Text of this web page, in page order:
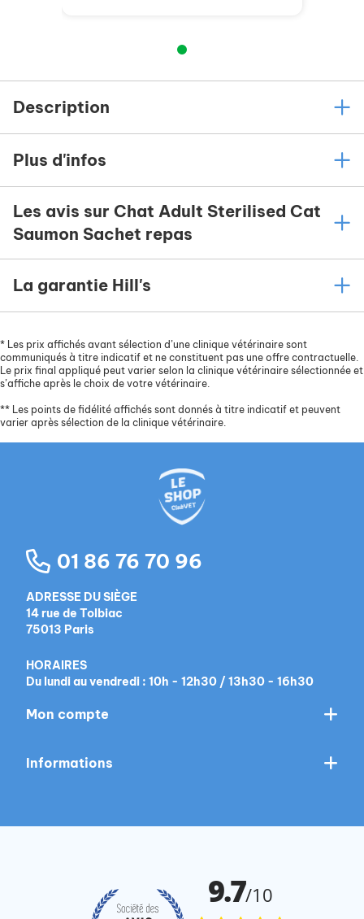
Description
Plus d'infos
Les avis sur Chat Adult Sterilised Cat
Saumon Sachet repas
La garantie Hill's
* Les prix affichés avant sélection d’une clinique vétérinaire sont
communiqués à titre indicatif et ne constituent pas une offre contractuelle.
Le prix final appliqué peut varier selon la clinique vétérinaire sélectionnée et
s’affiche après le choix de votre vétérinaire.
** Les points de fidélité affichés sont donnés à titre indicatif et peuvent
varier après sélection de la clinique vétérinaire.
01 86 76 70 96
ADRESSE DU SIÈGE
14 rue de Tolbiac
75013 Paris
HORAIRES
Du lundi au vendredi : 10h - 12h30 / 13h30 - 16h30
Mon compte
Informations